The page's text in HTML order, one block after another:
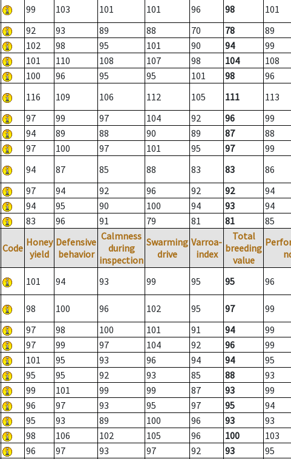
99 103 101 101 96 98
101
92 93 89 88 70 78
89
102 98 95 101 90 94
99
101 110 108 107 98 104
108
100 96 95 95 101 98
96
116 109 106 112 105 111
113
97 99 97 104 92 96
99
94 89 88 90 89 87
88
97 100 97 101 95 97
99
94 87 85 88 83 83
86
97 94 92 96 92 92
94
94 95 90 100 94 93
94
83 96 91 79 81 81 85
Code Honey
yield
Defensive
behavior
Calmness
during
inspection
Swarming
drive
Varroa-
index
Total
breeding
value
101 94 93 99 95 95 96
98 100 96 102 95 97
99
97 98 100 101 91 94
99
97 99 97 104 92 96
99
101 95 93 96 94 94
95
95 95 92 93 85 88
93
99 101 99 99 87 93
99
96 97 93 95 97 95
94
95 93 89 100 96 93
93
98 106 102 105 96 100
103
96 97 93 97 92 93
95